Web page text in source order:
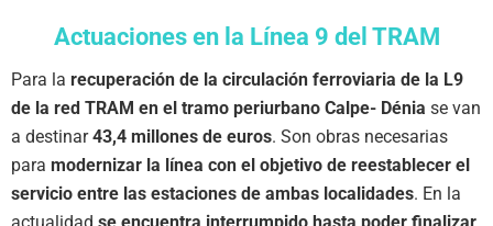
Actuaciones en la Línea 9 del TRAM
Para la recuperación de la circulación ferroviaria de la L9
de la red TRAM en el tramo periurbano Calpe- Dénia se van
a destinar43,4 millones de euros. Son obras necesarias
para modernizar la línea con el objetivo de reestablecer el
servicio entre las estaciones de ambas localidades. En la